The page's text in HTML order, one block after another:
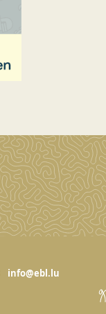
info@ebl.lu